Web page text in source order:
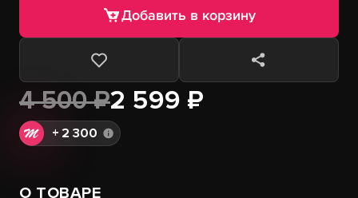
4 500 ₽2 599 ₽
+ 2 300
Добавить в корзину
О ТОВАРЕ